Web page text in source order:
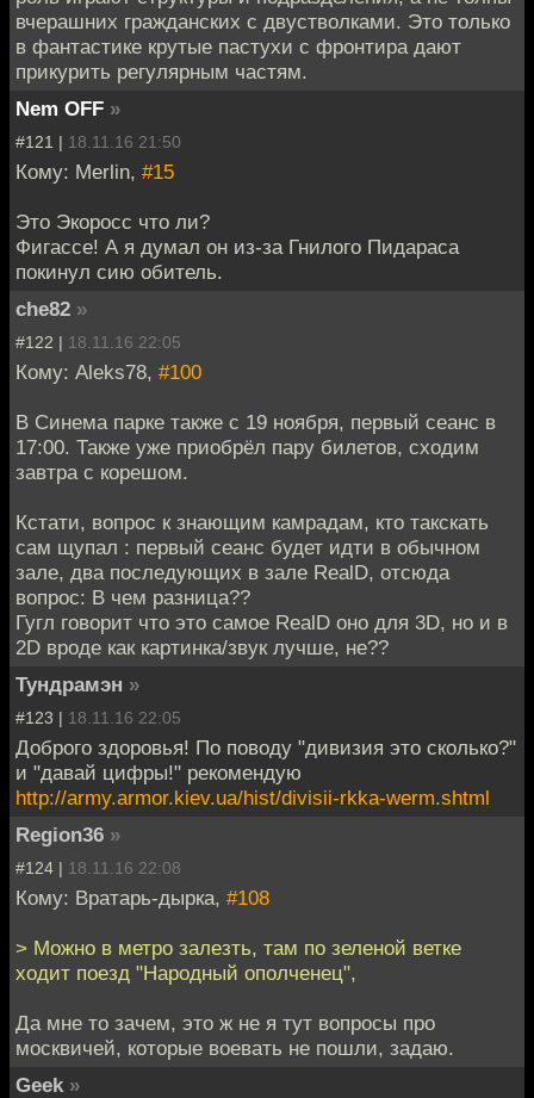
вчерашних гражданских с двустволками. Это только
в фантастике крутые пастухи с фронтира дают
прикурить регулярным частям.
Nem OFF »
#121 | 18.11.16 21:50
Кому: Merlin, #15
Это Экоросс что ли?
Фигассе! А я думал он из-за Гнилого Пидараса
покинул сию обитель.
che82 »
#122 | 18.11.16 22:05
Кому: Aleks78, #100
В Синема парке также с 19 ноября, первый сеанс в
17:00. Также уже приобрёл пару билетов, сходим
завтра с корешом.
Кстати, вопрос к знающим камрадам, кто такскать
сам щупал : первый сеанс будет идти в обычном
зале, два последующих в зале RealD, отсюда
вопрос: В чем разница??
Гугл говорит что это самое RealD оно для 3D, но и в
2D вроде как картинка/звук лучше, не??
Тундрамэн »
#123 | 18.11.16 22:05
Доброго здоровья! По поводу "дивизия это сколько?"
и "давай цифры!" рекомендую
http://army.armor.kiev.ua/hist/divisii-rkka-werm.shtml
Region36 »
#124 | 18.11.16 22:08
Кому: Вратарь-дырка, #108
> Можно в метро залезть, там по зеленой ветке
ходит поезд "Народный ополченец",
Да мне то зачем, это ж не я тут вопросы про
москвичей, которые воевать не пошли, задаю.
Geek »